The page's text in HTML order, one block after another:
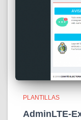
PLANTILLAS
AdminLTE-